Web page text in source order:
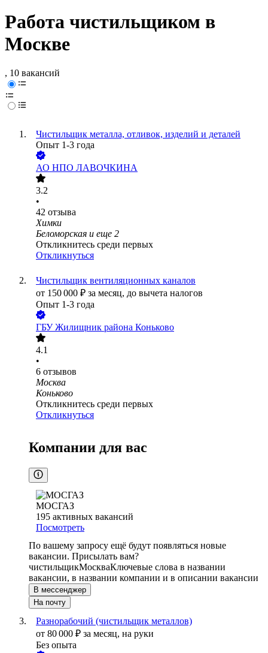
Работа чистильщиком в
Москве
, 10 вакансий
Чистильщик металла, отливок, изделий и деталей
Опыт 1-3 года
АО НПО ЛАВОЧКИНА
3.2
•
42 отзыва
Химки
Беломорская и еще 2
Откликнитесь среди первых
Откликнуться
Чистильщик вентиляционных каналов
от 150 000 ₽ за месяц, до вычета налогов
Опыт 1-3 года
ГБУ Жилищник района Коньково
4.1
•
6 отзывов
Москва
Коньково
Откликнитесь среди первых
Откликнуться
Компании для вас
МОСГАЗ
195 активных вакансий
Посмотреть
По вашему запросу ещё будут появляться новые
вакансии. Присылать вам?
чистильщикМоскваКлючевые слова в названии
вакансии, в названии компании и в описании вакансии
В мессенджер
На почту
Разнорабочий (чистильщик металлов)
от 80 000 ₽ за месяц, на руки
Без опыта